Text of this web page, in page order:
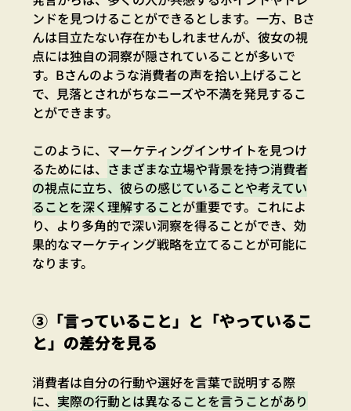
ンドを見つけることができるとします。一方、Bさ
んは目立たない存在かもしれませんが、彼女の視
点には独自の洞察が隠されていることが多いで
す。Bさんのような消費者の声を拾い上げること
で、見落とされがちなニーズや不満を発見するこ
とができます。
このように、マーケティングインサイトを見つけ
るためには、 さまざまな立場や背景を持つ消費者
の視点に立ち、彼らの感じていることや考えてい
ることを深く理解することが重要です。これによ
り、より多角的で深い洞察を得ることができ、効
果的なマーケティング戦略を立てることが可能に
なります。
③「言っていること」と「やっているこ
と」の差分を見る
消費者は自分の行動や選好を言葉で説明する際
に、 実際の行動とは異なることを言うことがあり